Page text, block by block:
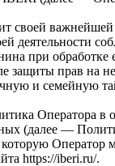
своей
деятельности
при обработке
защиты прав на
и семейную
Оператора в
(далее —
Оператор
https://iberi.ru/.